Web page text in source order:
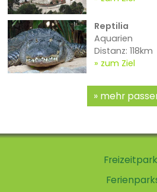
Reptilia
Aquarien
Distanz: 118km
zum Ziel
mehr